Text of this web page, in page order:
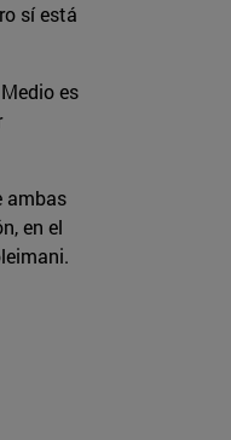
sí está
es
ambas
en el